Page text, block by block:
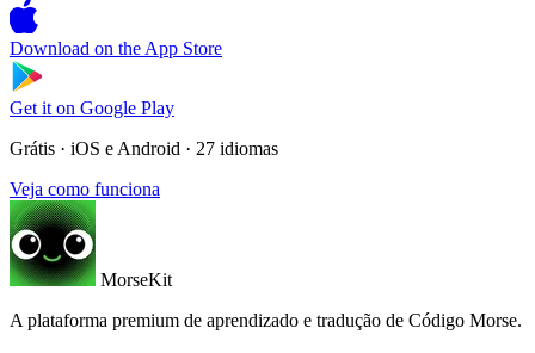
Download on the App Store
Get it on Google Play
Grátis · iOS e Android · 27 idiomas
Veja como funciona
MorseKit
A plataforma premium de aprendizado e tradução de Código Morse.